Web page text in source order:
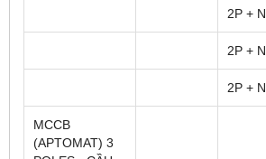
2P + N
2P + N
2P + N
MCCB
(APTOMAT) 3